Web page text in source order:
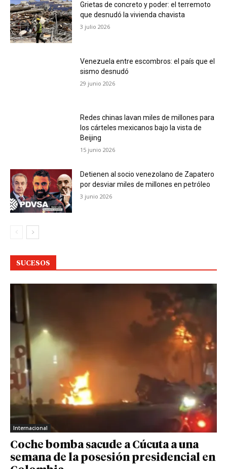
Grietas de concreto y poder: el terremoto
que desnudó la vivienda chavista
3 julio 2026
Venezuela entre escombros: el país que el
sismo desnudó
29 junio 2026
Redes chinas lavan miles de millones para
los cárteles mexicanos bajo la vista de
Beijing
15 junio 2026
Detienen al socio venezolano de Zapatero
por desviar miles de millones en petróleo
3 junio 2026
SUCESOS
Internacional
Coche bomba sacude a Cúcuta a una
semana de la posesión presidencial en